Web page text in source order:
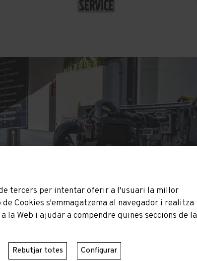
tercers per intentar oferir a l'usuari la millor
Cookies s'emmagatzema al navegador i realitza
la Web i ajudar a compendre quines seccions de la
Rebutjar totes Configurar